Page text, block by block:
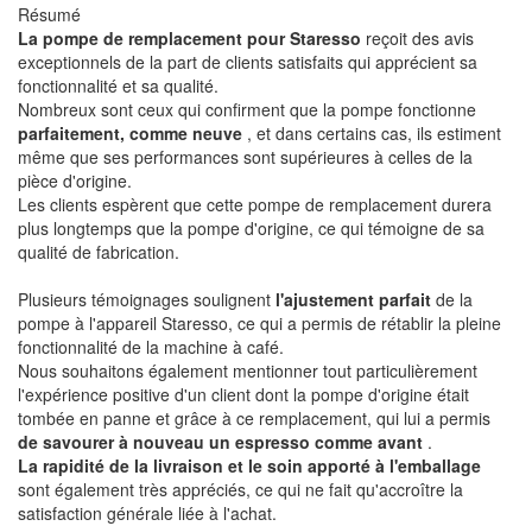
Résumé
La pompe de remplacement pour Staresso reçoit des avis
exceptionnels de la part de clients satisfaits qui apprécient sa
fonctionnalité et sa qualité.
Nombreux sont ceux qui confirment que la pompe fonctionne
parfaitement, comme neuve , et dans certains cas, ils estiment
même que ses performances sont supérieures à celles de la
pièce d'origine.
Les clients espèrent que cette pompe de remplacement durera
plus longtemps que la pompe d'origine, ce qui témoigne de sa
qualité de fabrication.
Plusieurs témoignages soulignent l'ajustement parfait de la
pompe à l'appareil Staresso, ce qui a permis de rétablir la pleine
fonctionnalité de la machine à café.
Nous souhaitons également mentionner tout particulièrement
l'expérience positive d'un client dont la pompe d'origine était
tombée en panne et grâce à ce remplacement, qui lui a permis
de savourer à nouveau un espresso comme avant .
La rapidité de la livraison et le soin apporté à l'emballage
sont également très appréciés, ce qui ne fait qu'accroître la
satisfaction générale liée à l'achat.